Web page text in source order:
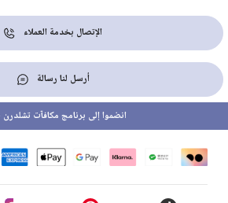
الإتصال بخدمة العملاء
أرسل لنا رسالة
انضموا إلى برنامج مكافآت